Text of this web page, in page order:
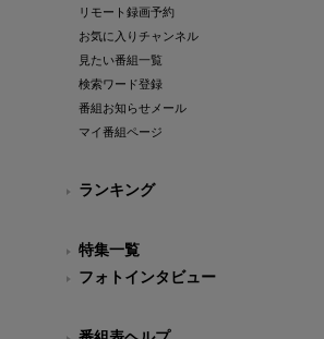
リモート録画予約
お気に入りチャンネル
見たい番組一覧
検索ワード登録
番組お知らせメール
マイ番組ページ
ランキング
特集一覧
フォトインタビュー